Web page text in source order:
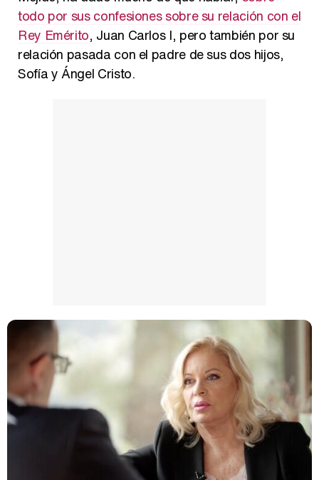
Belén Esteban: "Estoy emocionada, muy contenta y muy feliz por llegar a RTVE"
todo por sus confesiones sobre su relación con el
Rey Emérito, Juan Carlos I, pero también por su
relación pasada con el padre de sus dos hijos,
Sofía y Ángel Cristo.